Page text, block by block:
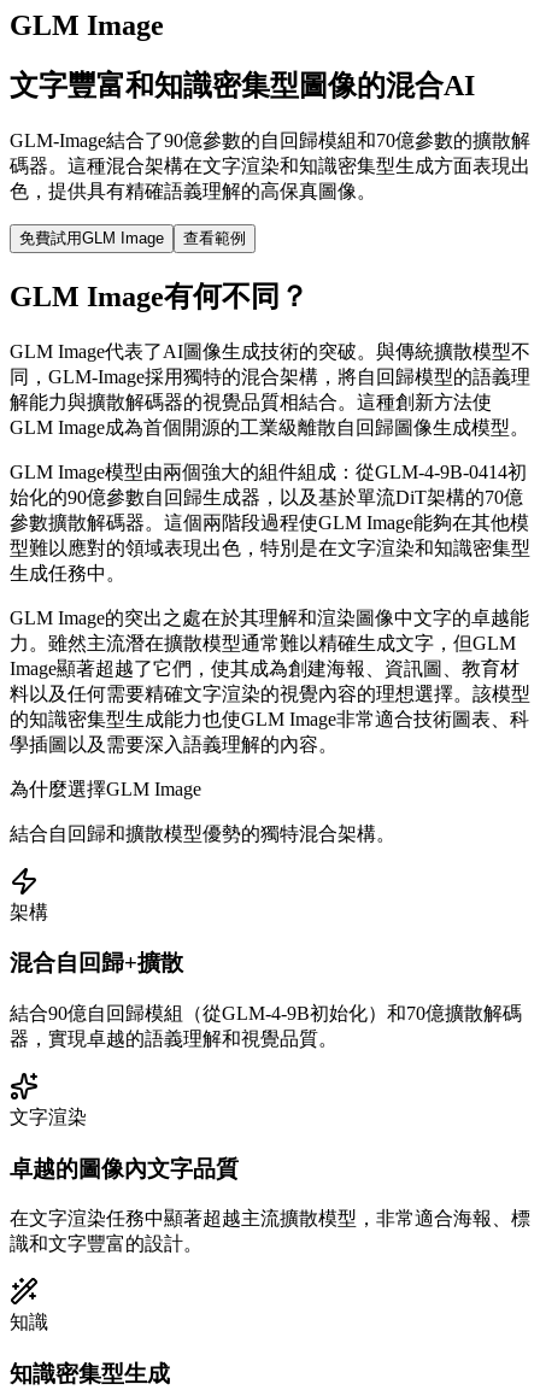
GLM Image
文字豐富和知識密集型圖像的混合AI
GLM-Image結合了90億參數的自回歸模組和70億參數的擴散解
碼器。這種混合架構在文字渲染和知識密集型生成方面表現出
色，提供具有精確語義理解的高保真圖像。
免費試用GLM Image 查看範例
GLM Image有何不同？
GLM Image代表了AI圖像生成技術的突破。與傳統擴散模型不
同，GLM-Image採用獨特的混合架構，將自回歸模型的語義理
解能力與擴散解碼器的視覺品質相結合。這種創新方法使
GLM Image成為首個開源的工業級離散自回歸圖像生成模型。
GLM Image模型由兩個強大的組件組成：從GLM-4-9B-0414初
始化的90億參數自回歸生成器，以及基於單流DiT架構的70億
參數擴散解碼器。這個兩階段過程使GLM Image能夠在其他模
型難以應對的領域表現出色，特別是在文字渲染和知識密集型
生成任務中。
GLM Image的突出之處在於其理解和渲染圖像中文字的卓越能
力。雖然主流潛在擴散模型通常難以精確生成文字，但GLM
Image顯著超越了它們，使其成為創建海報、資訊圖、教育材
料以及任何需要精確文字渲染的視覺內容的理想選擇。該模型
的知識密集型生成能力也使GLM Image非常適合技術圖表、科
學插圖以及需要深入語義理解的內容。
為什麼選擇GLM Image
結合自回歸和擴散模型優勢的獨特混合架構。
架構
混合自回歸+擴散
結合90億自回歸模組（從GLM-4-9B初始化）和70億擴散解碼
器，實現卓越的語義理解和視覺品質。
文字渲染
卓越的圖像內文字品質
在文字渲染任務中顯著超越主流擴散模型，非常適合海報、標
識和文字豐富的設計。
知識
知識密集型生成